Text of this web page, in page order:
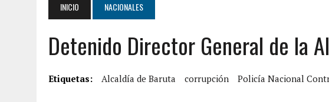
2 AGOSTO, 2026 | AYUDABA A PERSONAS EN SITUACIÓN DE CALLE Y MURIÓ A MANOS
2 AGOSTO, 2026
| COLAPSÓ TECHO DE UNA VIVIENDA EN EL CENTRO DE CARACAS
7 AGOSTO, 2026
| LOCALIZARON CUERPO DE ‘LA SEÑORA DE LAS UÑAS BONITAS’ 42
6 AGOSTO, 2026 | MISTERIOSA MUERTE DE MODELO EN MONAGAS: HALLARON EL
INICIO NACIONALES
Detenido Director General de la
Etiquetas: Alcaldía de Baruta corrupción Policía Nacional